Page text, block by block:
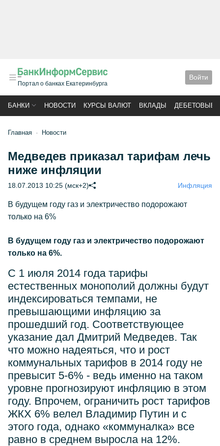
Портал о банках Екатеринбурга
Войти
БАНКИ НОВОСТИ КУРСЫ ВАЛЮТ ВКЛАДЫ ДЕБЕТОВЫЕ
Главная Новости
Медведев приказал тарифам лечь
ниже инфляции
18.07.2013 10:25 (мск+2) Инфляция
В будущем году газ и электричество подорожают
только на 6%
В будущем году газ и электричество подорожают
только на 6%.
С 1 июля 2014 года тарифы
естественных монополий должны будут
индексироваться темпами, не
превышающими инфляцию за
прошедший год. Соответствующее
указание дал Дмитрий Медведев. Так
что можно надеяться, что и рост
коммунальных тарифов в 2014 году не
превысит 5-6% - ведь именно на таком
уровне прогнозируют инфляцию в этом
году. Впрочем, ограничить рост тарифов
ЖКХ 6% велел Владимир Путин и с
этого года, однако «коммуналка» все
равно в среднем выросла на 12%.